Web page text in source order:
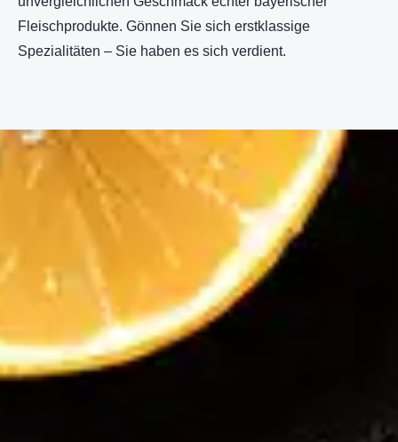
Fleischprodukte. Gönnen Sie sich erstklassige
Spezialitäten – Sie haben es sich verdient.